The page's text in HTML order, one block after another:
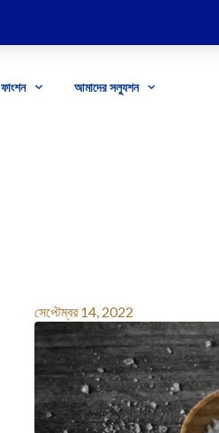
ফাংশন আমাদের সল্যুশন
সেপ্টেম্বর 14, 2022